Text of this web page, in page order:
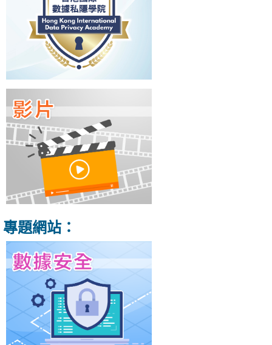
專題網站：